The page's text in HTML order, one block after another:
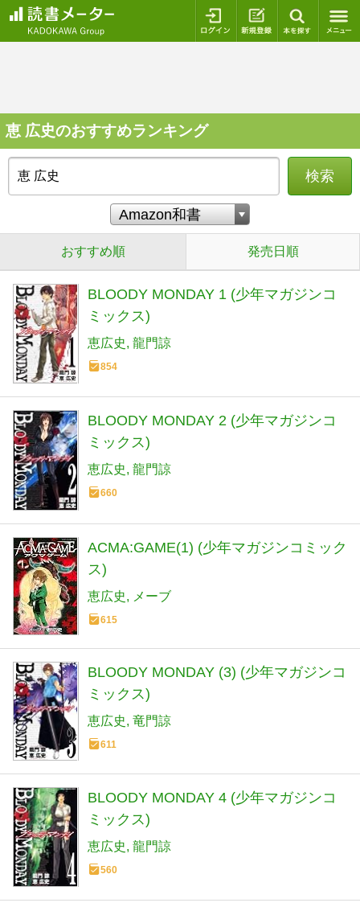
ログイン 新規登録
恵 広史のおすすめランキング
検索
おすすめ順 発売日順
BLOODY MONDAY 1 (少年マガジンコ
ミックス)
恵広史 龍門諒
854
BLOODY MONDAY 2 (少年マガジンコ
ミックス)
恵広史 龍門諒
660
ACMA:GAME(1) (少年マガジンコミック
ス)
恵広史 メーブ
615
BLOODY MONDAY (3) (少年マガジンコ
ミックス)
恵広史 竜門諒
611
BLOODY MONDAY 4 (少年マガジンコ
ミックス)
恵広史 龍門諒
560